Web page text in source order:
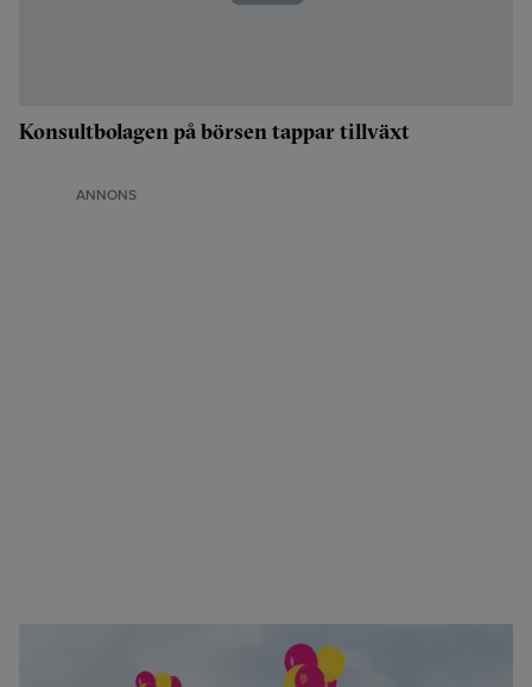
Konsultbolagen på börsen tappar tillväxt
ANNONS